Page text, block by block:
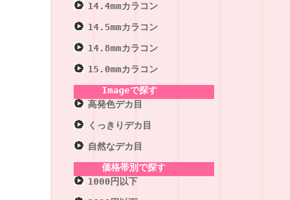
14.4mmカラコン
14.5mmカラコン
14.8mmカラコン
15.0mmカラコン
Imageで探す
高発色デカ目
くっきりデカ目
自然なデカ目
価格帯別で探す
1000円以下